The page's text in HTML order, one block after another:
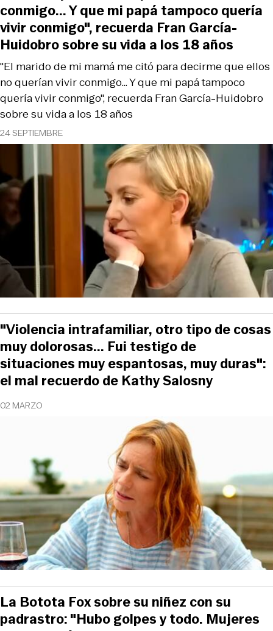
24 SEPTIEMBRE
"El marido de mi mamá me citó para decirme que ellos
no querían vivir conmigo... Y que mi papá tampoco
quería vivir conmigo", recuerda Fran García-Huidobro
sobre su vida a los 18 años
conmigo... Y que mi papá tampoco quería
vivir conmigo", recuerda Fran García-
Huidobro sobre su vida a los 18 años
02 MARZO
"Violencia intrafamiliar, otro tipo de cosas
muy dolorosas... Fui testigo de
situaciones muy espantosas, muy duras":
el mal recuerdo de Kathy Salosny
La Botota Fox sobre su niñez con su
padrastro: "Hubo golpes y todo. Mujeres